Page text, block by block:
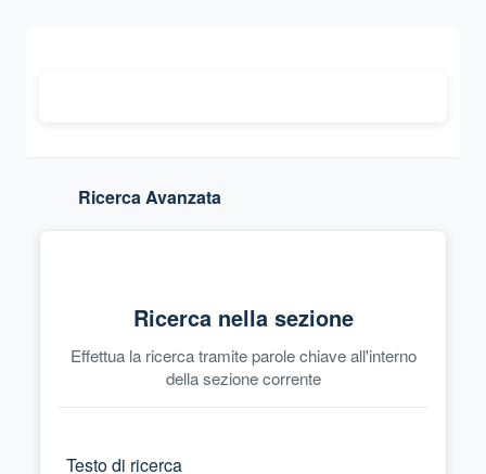
Ricerca Avanzata
Ricerca nella sezione
Effettua la ricerca tramite parole chiave all'interno
della sezione corrente
Testo di ricerca